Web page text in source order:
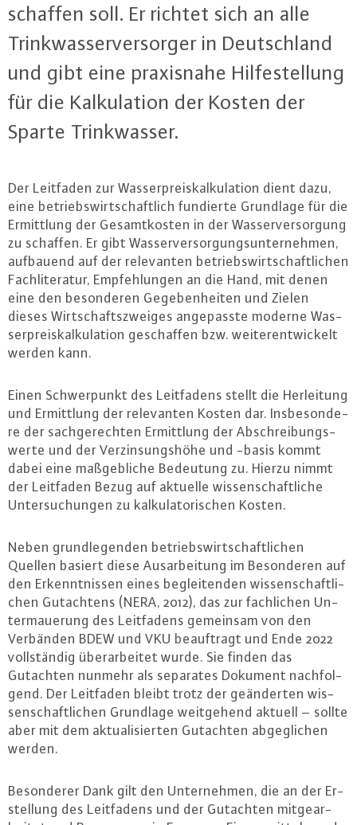
schaffen soll. Er richtet sich an alle
Trink­was­ser­ver­sor­ger in Deutsch­land
und gibt eine pra­xis­na­he Hil­fe­stel­lung
für die Kal­ku­la­ti­on der Kosten der
Sparte Trink­was­ser.
Der Leitfaden zur Was­ser­preis­kal­ku­la­ti­on dient dazu,
eine be­triebs­wirt­schaft­lich fundierte Grundlage für die
Er­mitt­lung der Ge­samt­kos­ten in der Was­ser­ver­sor­gung
zu schaffen. Er gibt Was­ser­ver­sor­gungs­un­ter­neh­men,
aufbauend auf der re­le­van­ten be­triebs­wirt­schaft­li­chen
Fach­li­te­ra­tur, Emp­feh­lun­gen an die Hand, mit denen
eine den be­son­de­ren Ge­ge­ben­hei­ten und Zielen
dieses Wirt­schafts­zwei­ges an­ge­pass­te moderne Was­
ser­preis­kal­ku­la­ti­on ge­schaf­fen bzw. wei­ter­ent­wi­ckelt
werden kann.
Einen Schwer­punkt des Leit­fa­dens stellt die Her­lei­tung
und Er­mitt­lung der re­le­van­ten Kosten dar. Ins­be­son­de­
re der sach­ge­rech­ten Er­mitt­lung der Ab­schrei­bungs­
wer­te und der Ver­zin­sungs­hö­he und -basis kommt
dabei eine maß­geb­li­che Bedeutung zu. Hierzu nimmt
der Leitfaden Bezug auf aktuelle wis­sen­schaft­li­che
Un­ter­su­chun­gen zu kal­ku­la­to­ri­schen Kosten.
Neben grund­le­gen­den be­triebs­wirt­schaft­li­chen
Quellen basiert diese Aus­ar­bei­tung im Be­son­de­ren auf
den Er­kennt­nis­sen eines be­glei­ten­den wis­sen­schaft­li­
chen Gut­ach­tens (NERA, 2012), das zur fach­li­chen Un­
ter­maue­rung des Leit­fa­dens gemeinsam von den
Verbänden BDEW und VKU be­auf­tragt und Ende 2022
voll­stän­dig über­ar­bei­tet wurde. Sie finden das
Gutachten nunmehr als separates Dokument nach­fol­
gend. Der Leitfaden bleibt trotz der ge­än­der­ten wis­
sen­schaft­li­chen Grundlage weit­ge­hend aktuell – sollte
aber mit dem ak­tua­li­sier­ten Gutachten ab­ge­gli­chen
werden.
Be­son­de­rer Dank gilt den Un­ter­neh­men, die an der Er­
stel­lung des Leit­fa­dens und der Gutachten mit­ge­ar­